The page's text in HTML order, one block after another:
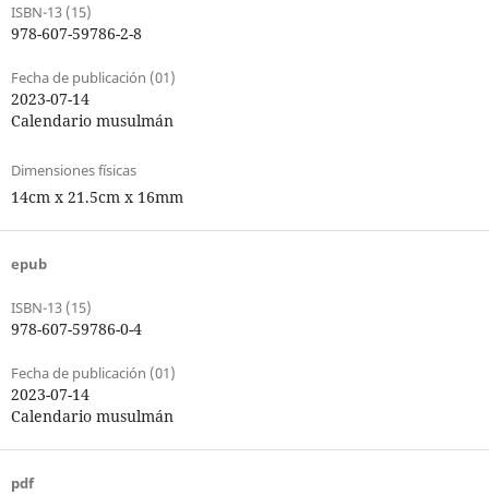
ISBN-13 (15)
978-607-59786-2-8
Fecha de publicación (01)
2023-07-14
Calendario musulmán
Dimensiones físicas
14cm x 21.5cm x 16mm
epub
ISBN-13 (15)
978-607-59786-0-4
Fecha de publicación (01)
2023-07-14
Calendario musulmán
pdf